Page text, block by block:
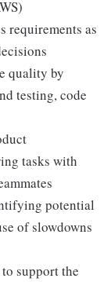
requirements as
quality by
testing, code
tasks with
potential
of slowdowns
support the